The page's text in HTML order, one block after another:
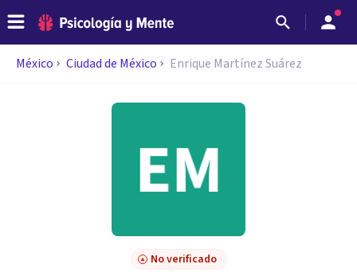
México Ciudad de México Enrique Martínez Suárez
No verificado